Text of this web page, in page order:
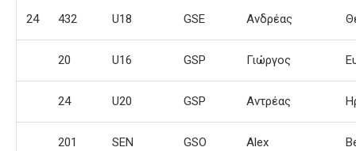
24 432 U18 GSE Ανδρέας
20 U16 GSP Γιώργος
24 U20 GSP Αντρέας
201 SEN GSO Alex